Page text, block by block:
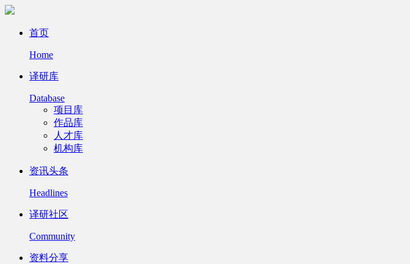
首页
Home
译研库
Database
项目库
作品库
人才库
机构库
资讯头条
Headlines
译研社区
Community
资料分享